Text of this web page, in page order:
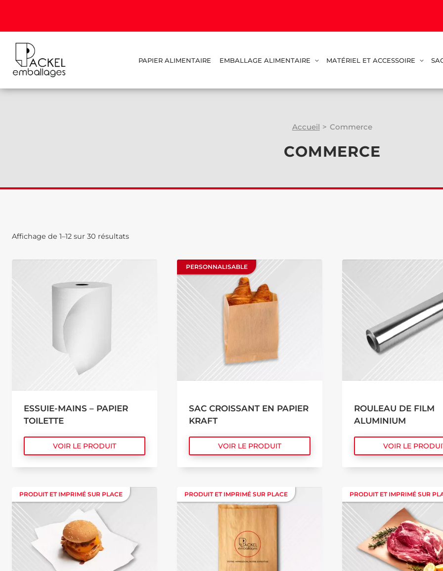
PAPIER ALIMENTAIRE EMBALLAGE ALIMENTAIRE MATÉRIEL ET ACCESSOIRE
Accueil >Commerce
COMMERCE
Affichage de 1–12 sur 30 résultats
ESSUIE-MAINS – PAPIER
TOILETTE
VOIR LE PRODUIT
PERSONNALISABLE
SAC CROISSANT EN PAPIER
KRAFT
VOIR LE PRODUIT
PERSONNALISABLE
ROULEAU DE FILM
ALUMINIUM
VOIR LE
PRODUIT ET IMPRIMÉ SUR PLACE
PRODUIT ET IMPRIMÉ SUR PLACE PRODUIT ET IMPRIMÉ SUR PLACE
PRODUIT ET IMPRIMÉ SUR PLACE PRODUIT ET IMPRIMÉ SUR
PRODUIT ET IMPRIMÉ SUR